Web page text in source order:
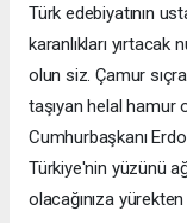
Türk edebiyatının
karanlıkları
olun siz. Çamur
taşıyan helal hamur
Cumhurbaşkanı
Türkiye'nin yüzünü
olacağınıza